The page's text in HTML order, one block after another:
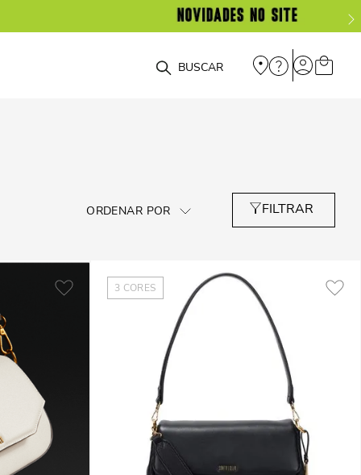
O que você está procurando?
3 CORES